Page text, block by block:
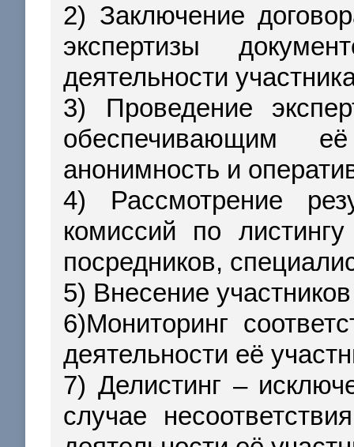
2) Заключение
экспертизы
деятельности
3) Проведение
обеспечивающим её
анонимность и
4) Рассмотрение
комиссий по
посредников,
5) Внесение
6)Мониторинг
деятельности её
7) Делистинг –
случае